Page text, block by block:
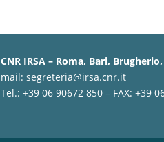
CNR IRSA – Roma, Bari,
mail:segreteria@irsa.cnr.it
Tel.: +39 06 90672 850 – FAX: +39